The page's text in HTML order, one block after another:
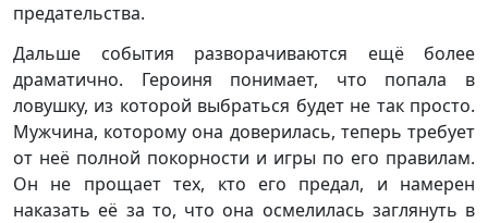
предательства.
Дальше события разворачиваются ещё более
драматично. Героиня понимает, что попала в
ловушку, из которой выбраться будет не так просто.
Мужчина, которому она доверилась, теперь требует
от неё полной покорности и игры по его правилам.
Он не прощает тех, кто его предал, и намерен
наказать её за то, что она осмелилась заглянуть в